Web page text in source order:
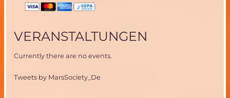
VERANSTALTUNGEN
Currently there are no events.
Tweets by MarsSociety_De